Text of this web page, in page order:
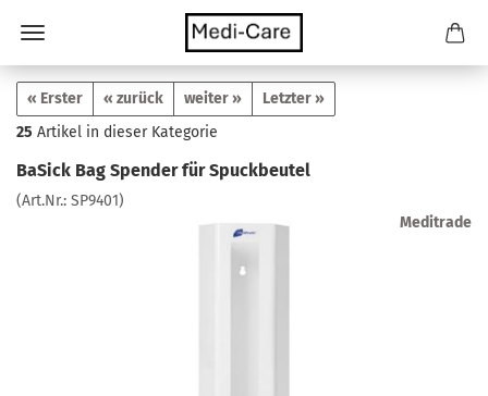
« Erster « zurück weiter »
Letzter »
25 Artikel in dieser Kategorie
BaSick Bag Spender für Spuckbeutel
(Art.Nr.: SP9401)
Meditrade